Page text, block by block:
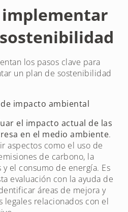
implementar
los pasos clave para
un plan de sostenibilidad
impacto ambiental
el impacto actual de las
en el medio ambiente.
aspectos como el uso de
de carbono, la
el consumo de energía. Es
evaluación con la ayuda de
áreas de mejora y
legales relacionados con el